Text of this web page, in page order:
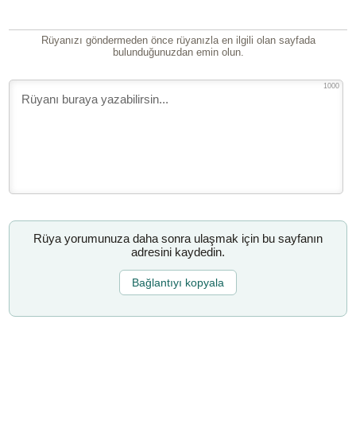
Rüyanızı göndermeden önce rüyanızla en ilgili olan sayfada
bulunduğunuzdan emin olun.
1000
Rüya yorumunuza daha sonra ulaşmak için bu sayfanın
adresini kaydedin.
Bağlantıyı kopyala